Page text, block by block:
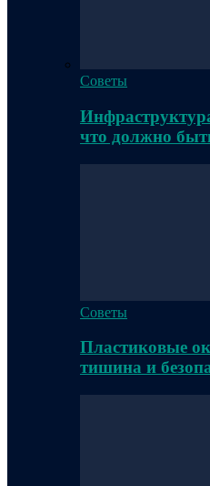
Советы
что должно
Советы
Пластиковые
тишина и